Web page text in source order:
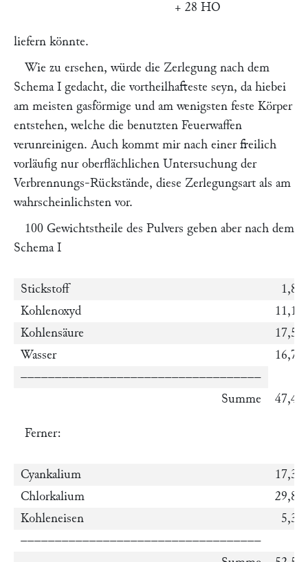
+ 28 HO
liefern könnte.
Wie zu ersehen, würde die Zerlegung nach dem
Schema I gedacht, die vortheilhafteste seyn, da hiebei
am meisten gasförmige und am wenigsten feste Körper
entstehen, welche die benutzten Feuerwaffen
verunreinigen. Auch kommt mir nach einer freilich
vorläufig nur oberflächlichen Untersuchung der
Verbrennungs-Rückstände, diese Zerlegungsart als am
wahrscheinlichsten vor.
100 Gewichtstheile des Pulvers geben aber nach dem
Schema I
Stickstoff
Kohlenoxyd
Kohlensäure
Wasser
–––––––––––––––––––––––––––––––––––
Summe
Ferner:
Cyankalium
Chlorkalium
Kohleneisen
–––––––––––––––––––––––––––––––––––